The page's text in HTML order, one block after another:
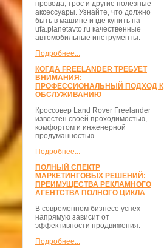
провода, трос и другие полезные
аксессуары. Узнайте, что должно
быть в машине и где купить на
ufa.planetavto.ru качественные
автомобильные инструменты.
Подробнее...
КОГДА FREELANDER ТРЕБУЕТ
ВНИМАНИЯ:
ПРОФЕССИОНАЛЬНЫЙ ПОДХОД К
ОБСЛУЖИВАНИЮ
Кроссовер Land Rover Freelander
известен своей проходимостью,
комфортом и инженерной
продуманностью.
Подробнее...
ПОЛНЫЙ СПЕКТР
МАРКЕТИНГОВЫХ РЕШЕНИЙ:
ПРЕИМУЩЕСТВА РЕКЛАМНОГО
АГЕНТСТВА ПОЛНОГО ЦИКЛА
В современном бизнесе успех
напрямую зависит от
эффективности продвижения.
Подробнее...